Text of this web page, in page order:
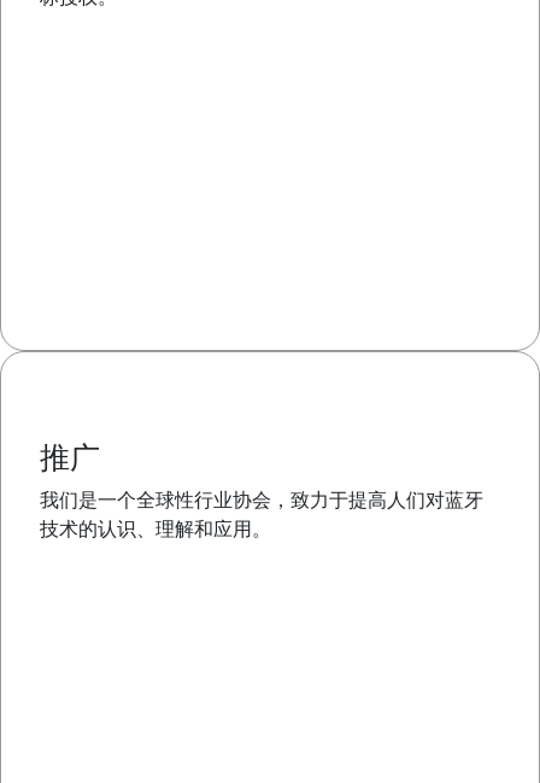
推广
我们是一个全球性行业协会，致力于提高人们对蓝牙
技术的认识、理解和应用。